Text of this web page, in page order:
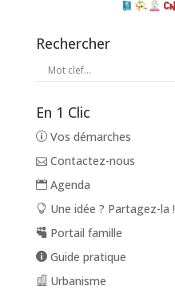
Rechercher
En 1 Clic
Vos démarches
Contactez-nous
Agenda
Une idée ? Partagez-la !
Portail famille
Guide pratique
Urbanisme